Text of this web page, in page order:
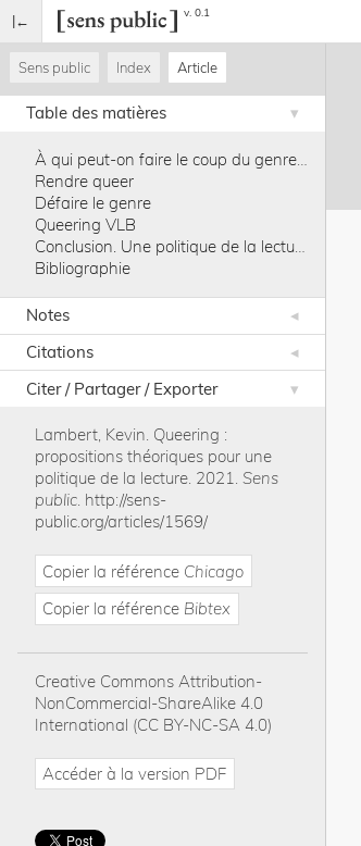
v. 0.1
Sens public Index Article
Table des matières
Rendre queer
Défaire le genre
Queering VLB
Bibliographie
Notes
Citations
Citer / Partager / Exporter
Lambert, Kevin. Queering :
propositions théoriques pour une
politique de la lecture. 2021. Sens
public. http://sens-
public.org/articles/1569/
Copier la référence Chicago
Copier la référence Bibtex
Creative Commons Attribution-
NonCommercial-ShareAlike 4.0
International (CC BY-NC-SA 4.0)
Accéder à la version PDF